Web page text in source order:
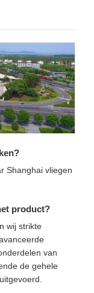
Shanghai vliegen
product?
wij strikte
van
de gehele